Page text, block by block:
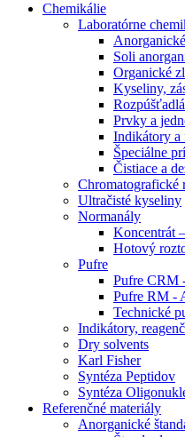
Chemikálie
Laboratórne
Soli
Organické
Kyseliny,
Prvky a
Indikátory a
Špeciálne
Čistiace a
Chromatografické
Ultračisté kyseliny
Normanály
Koncentrát
Hotový
Pufre
Pufre CRM
Pufre RM -
Technické
Indikátory,
Dry solvents
Karl Fisher
Syntéza Peptidov
Syntéza
Referenčné materiály
Anorganické